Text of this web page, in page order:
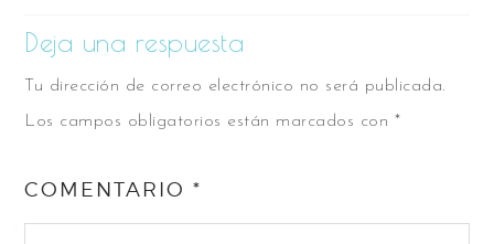
Deja una respuesta
Tu dirección de correo electrónico no será publicada.
Los campos obligatorios están marcados con *
COMENTARIO*